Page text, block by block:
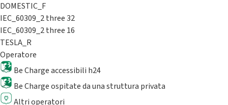
DOMESTIC_F
IEC_60309_2 three 32
IEC_60309_2 three 16
TESLA_R
Operatore
Be Charge accessibili h24
Be Charge ospitate da una struttura privata
Altri operatori